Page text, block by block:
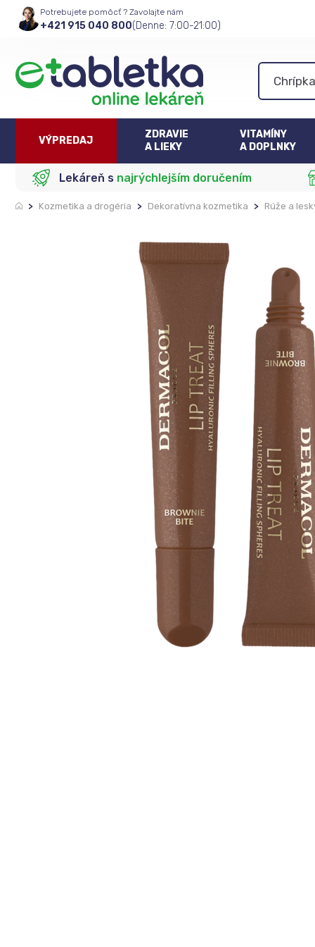
Potrebujete pomôcť ? Zavolajte nám
+421 915 040 800(Denne: 7:00-21:00)
VÝPREDAJ
ZDRAVIE
A LIEKY
VITAMÍNY
A DOPLNKY
Lekáreň s najrýchlejším doručením
> Kozmetika a drogéria > Dekoratívna kozmetika > Rúže a